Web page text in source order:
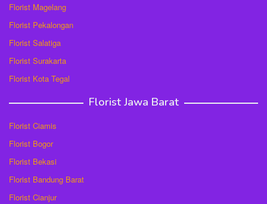
Florist Magelang
Florist Pekalongan
Florist Salatiga
Florist Surakarta
Florist Kota Tegal
Florist Jawa Barat
Florist Ciamis
Florist Bogor
Florist Bekasi
Florist Bandung Barat
Florist Cianjur